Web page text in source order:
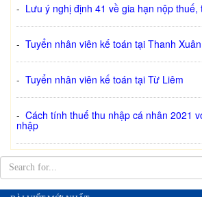
- Lưu ý nghị định 41 về gia hạn nộp thuế,
- Tuyển nhân viên kế toán tại Thanh Xuân
- Tuyển nhân viên kế toán tại Từ Liêm
- Cách tính thuế thu nhập cá nhân 2021
nhập